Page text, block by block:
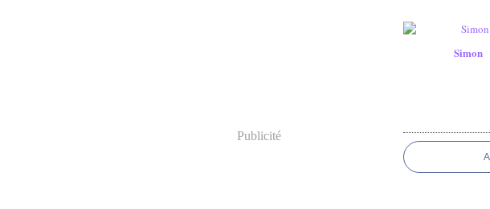
Publicité
Simon